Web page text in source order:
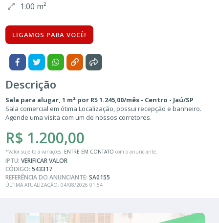
1.00 m²
LIGAMOS PARA VOCÊ!
Descrição
Sala para alugar, 1 m² por R$ 1.245,00/mês - Centro - Jaú/SP
Sala comercial em ótima Localização, possui recepção e banheiro.
Agende uma visita com um de nossos corretores.
R$ 1.200,00
*Valor sujeito à variações. ENTRE EM CONTATO com o anunciante.
IPTU:VERIFICAR VALOR
CÓDIGO:543317
REFERÊNCIA DO ANUNCIANTE:SA0155
ÚLTIMA ATUALIZAÇÃO: 04/08/2026 01:54